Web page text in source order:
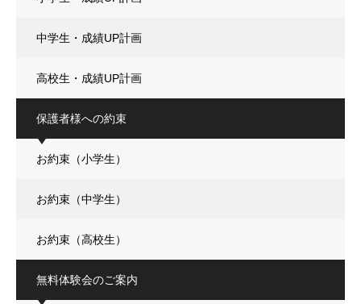
中学生・成績UP計画
高校生・成績UP計画
保護者様への約束
お約束（小学生）
お約束（中学生）
お約束（高校生）
無料体験会のご案内